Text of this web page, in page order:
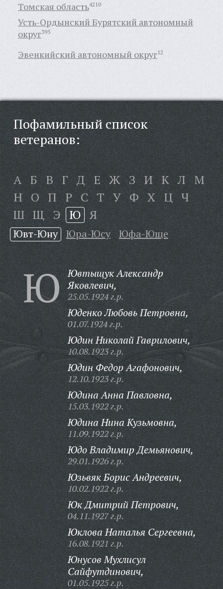
Томская область4210
Усть-Ордынский Бурятский автономный
округ395
Эвенкийский автономный округ12
Пофамильный список
ветеранов:
А Б В Г Д Е Ж З И К Л М
Н О П Р С Т У Ф Х Ц Ч
Ш Щ Э Ю Я
Ювт-Юну Юра-Юсу Юфа-Юще
Ю Ювтыщук Александр
Яковлевич,
25.05.1924 г.р.
Юденко Любовь Петровна,
01.07.1924 г.р.
Юдин Николай Гаврилович,
10.08.1923 г.р.
Юдин Федор Агафонович,
12.10.1923 г.р.
Юдина Анна Павловна,
15.03.1922 г.р.
Юдина Нина Кузьмовна,
11.09.1922 г.р.
Юдо Владимир Демьянович,
29.01.1926 г.р.
Юзьвяк Борис Андреевич,
10.02.1922 г.р.
Юк Дмитрий Петрович,
04.11.1927 г.р.
Юклова Наталья Сергеевна,
16.08.1921 г.р.
Юнусов Мухлисул
Сайфутдинович,
01.05.1925 г.р.